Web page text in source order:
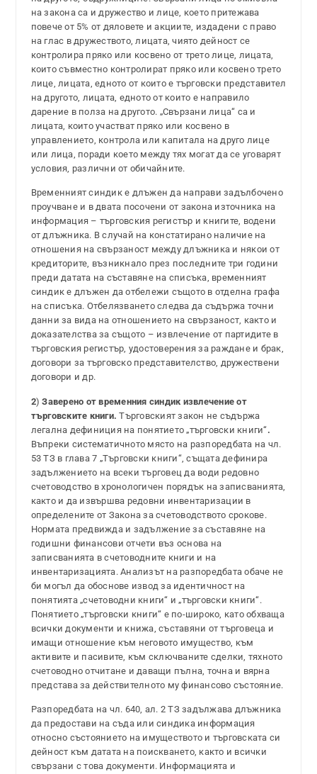
на закона са и дружество и лице, което притежава
повече от 5% от дяловете и акциите, издадени с право
на глас в дружеството, лицата, чиято дейност се
контролира пряко или косвено от трето лице, лицата,
които съвместно контролират пряко или косвено трето
лице, лицата, едното от които е търговски представител
на другото, лицата, едното от които е направило
дарение в полза на другото. „Свързани лица“ са и
лицата, които участват пряко или косвено в
управлението, контрола или капитала на друго лице
или лица, поради което между тях могат да се уговарят
условия, различни от обичайните.
Временният синдик е длъжен да направи задълбочено
проучване и в двата посочени от закона източника на
информация – търговския регистър и книгите, водени
от длъжника. В случай на констатирано наличие на
отношения на свързаност между длъжника и някои от
кредиторите, възникнало през последните три години
преди датата на съставяне на списъка, временният
синдик е длъжен да отбележи същото в отделна графа
на списъка. Отбелязването следва да съдържа точни
данни за вида на отношението на свързаност, както и
доказателства за същото – извлечение от партидите в
търговския регистър, удостоверения за раждане и брак,
договори за търговско представителство, дружествени
договори и др.
2)Заверено от временния синдик извлечение от
търговските книги.Търговският закон не съдържа
легална дефиниция на понятието „търговски книги“.
Въпреки систематичното място на разпоредбата на чл.
53 ТЗ в глава 7 „Търговски книги“, същата дефинира
задължението на всеки търговец да води редовно
счетоводство в хронологичен порядък на записванията,
както и да извършва редовни инвентаризации в
определените от Закона за счетоводството срокове.
Нормата предвижда и задължение за съставяне на
годишни финансови отчети въз основа на
записванията в счетоводните книги и на
инвентаризацията. Анализът на разпоредбата обаче не
би могъл да обоснове извод за идентичност на
понятията „счетоводни книги“ и „търговски книги“.
Понятието „търговски книги“ е по-широко, като обхваща
всички документи и книжа, съставяни от търговеца и
имащи отношение към неговото имущество, към
активите и пасивите, към сключваните сделки, тяхното
счетоводно отчитане и даващи пълна, точна и вярна
представа за действителното му финансово състояние.
Разпоредбата на чл. 640, ал. 2 ТЗ задължава длъжника
да предостави на съда или синдика информация
относно състоянието на имуществото и търговската си
дейност към датата на поискването, както и всички
свързани с това документи. Информацията и